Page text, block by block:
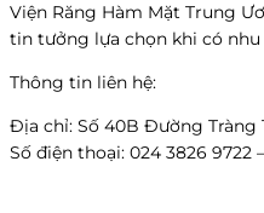
Viện Răng Hàm Mặt Trung
tin tưởng lựa chọn khi có
Thông tin liên hệ:
Địa chỉ: Số 40B Đường Tràng
Số điện thoại: 024 3826 9722